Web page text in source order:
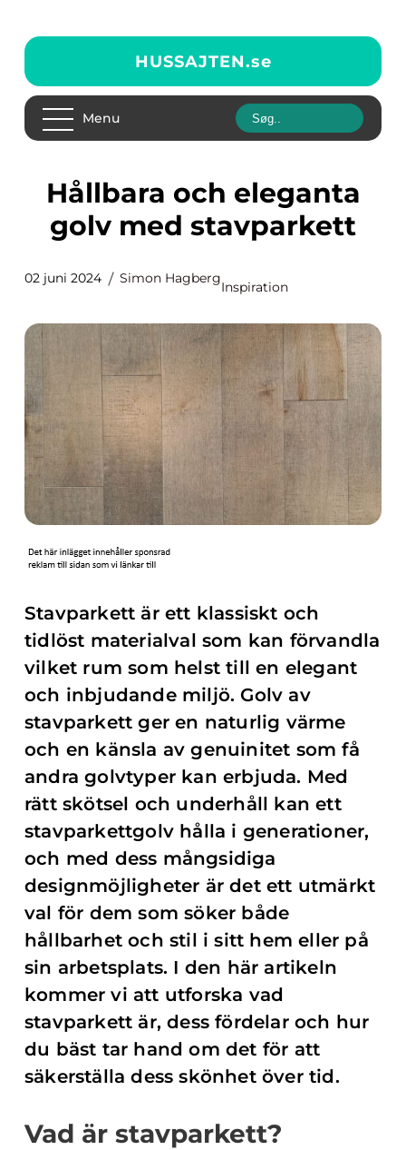
HUSSAJTEN.se
Menu
Hållbara och eleganta
golv med stavparkett
02 juni 2024 Simon Hagberg
Inspiration
Stavparkett är ett klassiskt och
tidlöst materialval som kan förvandla
vilket rum som helst till en elegant
och inbjudande miljö. Golv av
stavparkett ger en naturlig värme
och en känsla av genuinitet som få
andra golvtyper kan erbjuda. Med
rätt skötsel och underhåll kan ett
stavparkettgolv hålla i generationer,
och med dess mångsidiga
designmöjligheter är det ett utmärkt
val för dem som söker både
hållbarhet och stil i sitt hem eller på
sin arbetsplats. I den här artikeln
kommer vi att utforska vad
stavparkett är, dess fördelar och hur
du bäst tar hand om det för att
säkerställa dess skönhet över tid.
Vad är stavparkett?